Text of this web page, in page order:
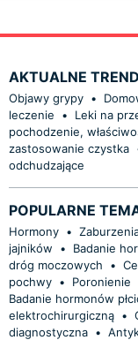
AKTUALNE
Objawy grypy •
leczenie
• Leki na
pochodzenie,
zastosowanie czystka
odchudzające
POPULARNE
Hormony •
jajników
• Badanie
dróg moczowych
•
pochwy • Poronienie
Badanie hormonów
elektrochirurgiczną •
diagnostyczna •